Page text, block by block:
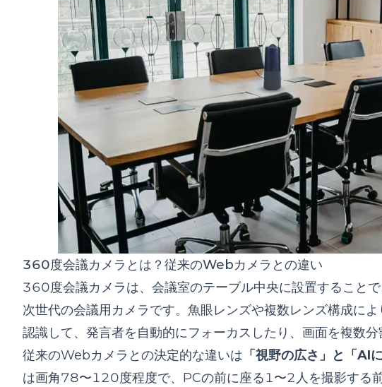
360度会議カメラとは？従来のWebカメラとの違い
360度会議カメラは、会議室のテーブル中央に設置すること
次世代の会議用カメラです。魚眼レンズや複数レンズ構成に
認識して、発言者を自動的にフォーカスしたり、画面を複数分
従来のWebカメラとの決定的な違いは 「視野の広さ」と「AI
は画角78〜120度程度で、PCの前に座る1〜2人を撮影する